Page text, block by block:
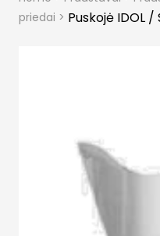
priedai > Puskojė IDOL